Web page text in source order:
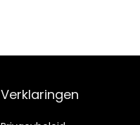
Verklaringen